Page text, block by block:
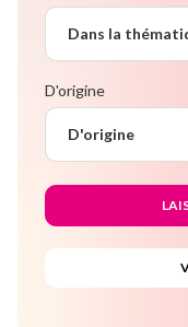
Dans la
D'origine
D'origine